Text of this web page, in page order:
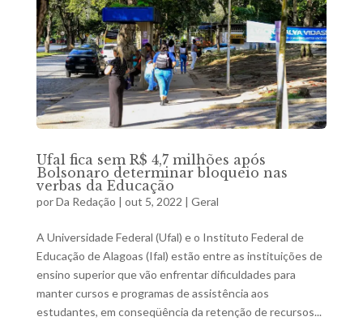
Ufal fica sem R$ 4,7 milhões após
Bolsonaro determinar bloqueio nas
verbas da Educação
porDa Redação | out 5, 2022 | Geral
A Universidade Federal (Ufal) e o Instituto Federal de
Educação de Alagoas (Ifal) estão entre as instituições de
ensino superior que vão enfrentar dificuldades para
manter cursos e programas de assistência aos
estudantes, em conseqüência da retenção de recursos...